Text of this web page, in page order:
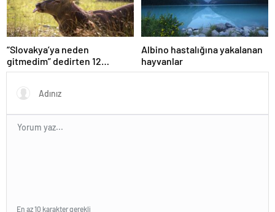
“Slovakya’ya neden
gitmedim” dedirten 12
fotoğraf
Albino hastalığına yakalanan
hayvanlar
En az 10 karakter gerekli